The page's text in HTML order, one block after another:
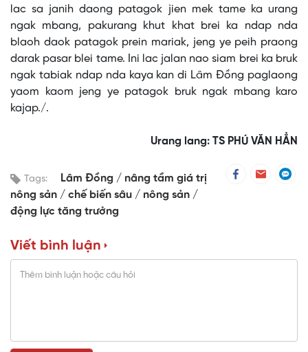
lac sa janih daong patagok jien mek tame ka urang
ngak mbang, pakurang khut khat brei ka ndap nda
blaoh daok patagok prein mariak, jeng ye peih praong
darak pasar blei tame. Ini lac jalan nao siam brei ka bruk
ngak tabiak ndap nda kaya kan di Lâm Đồng paglaong
yaom kaom jeng ye patagok bruk ngak mbang karo
kajap./.
Urang lang: TS PHÚ VĂN HẲN
Tags: Lâm Đồng
nâng tầm giá trị
nông sản
chế biến sâu
nông sản
động lực tăng trưởng
Viết bình luận